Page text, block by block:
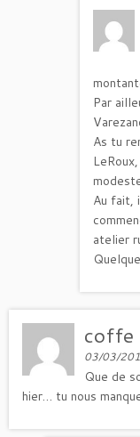
Par
As tu
Au fait,
atelier
coffe
03/03/
Que de
hier… tu nous